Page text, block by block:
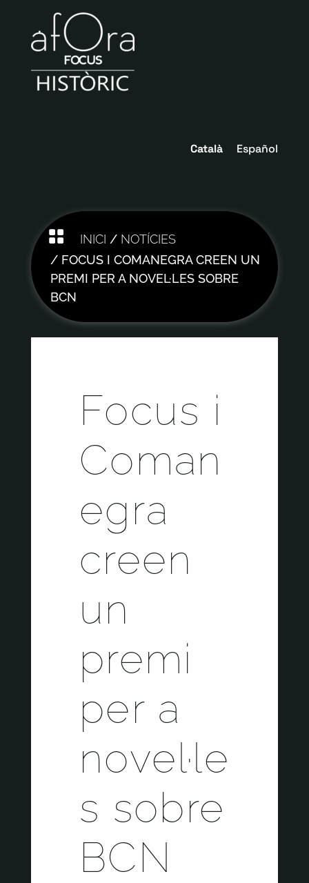
Català Español
 INICI / NOTÍCIES
/ FOCUS I COMANEGRA CREEN UN
PREMI PER A NOVEL·LES SOBRE
BCN
Focus i
Coman
egra
creen
un
premi
per a
novel·le
s sobre
BCN